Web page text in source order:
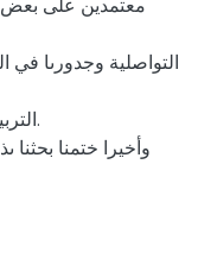
معتمدين على بعض
التواصلية وجدورىا في
وأخيرا ختمنا